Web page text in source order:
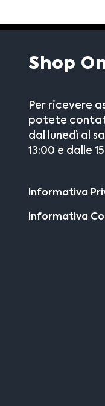
Shop
Per ricevere
potete
dal lunedì al
13:00 e dalle
Informativa
Informativa